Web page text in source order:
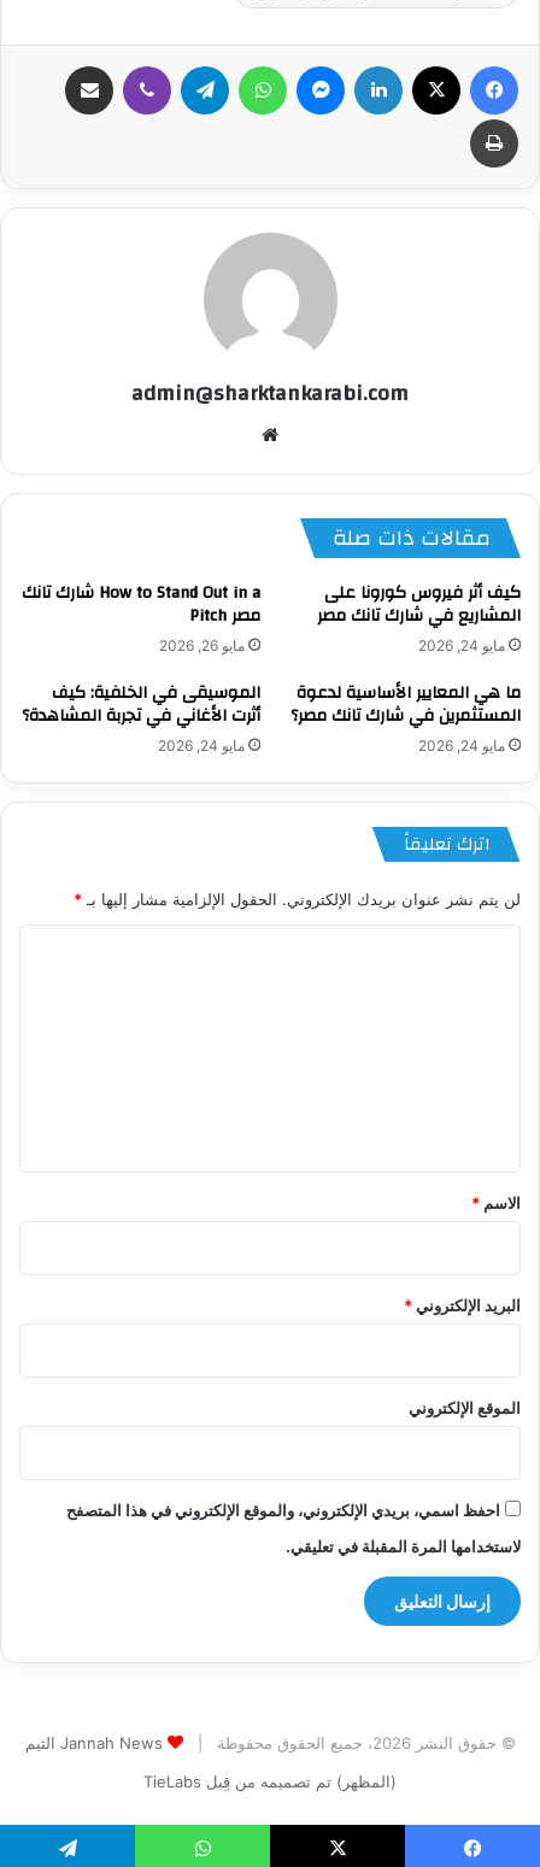
فيسبوك لينكدإن ماسنجر واتساب تيلقرام ڤايبر
طباعة
admin@sharktankarabi.com
مقالات ذات صلة
كيف أثر فيروس كورونا على
المشاريع في شارك تانك مصر
مايو 24, 2026
How to Stand Out in a شارك تانك
مصر Pitch
مايو 26, 2026
ما هي المعايير الأساسية لدعوة
المستثمرين في شارك تانك مصر؟
مايو 24, 2026
الموسيقى في الخلفية: كيف
أثرت الأغاني في تجربة المشاهدة؟
مايو 24, 2026
اترك تعليقاً
لن يتم نشر عنوان بريدك الإلكتروني. الحقول الإلزامية مشار إليها بـ *
*
الاسم *
البريد الإلكتروني*
الموقع الإلكتروني
احفظ اسمي، بريدي الإلكتروني، والموقع الإلكتروني في هذا المتصفح
لاستخدامها المرة المقبلة في تعليقي.
© حقوق النشر 2026، جميع الحقوق محفوظة |
Jannah News الثيم
(المظهر) تم تصميمه من قِبل TieLabs